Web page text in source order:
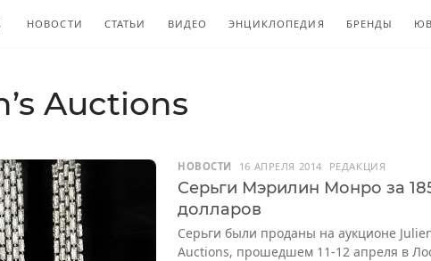
НОВОСТИ СТАТЬИ ВИДЕО ЭНЦИКЛОПЕДИЯ БРЕНДЫ
Auctions
НОВОСТИ 16 АПРЕЛЯ 2014 РЕДАКЦИЯ
Серьги Мэрилин Монро за
долларов
Серьги были проданы на аукционе
Auctions, прошедшем 11-12 апреля в